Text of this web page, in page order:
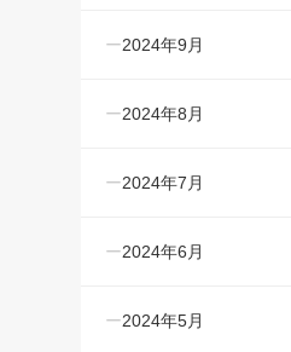
2024年9月
2024年8月
2024年7月
2024年6月
2024年5月